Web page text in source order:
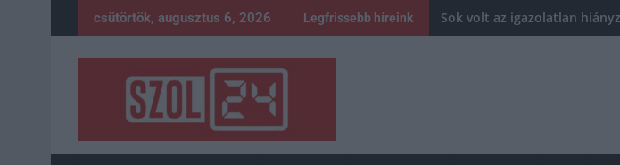
to
csütörtök, augusztus 6, 2026 Legfrissebb híreink Sok volt az igazolatlan